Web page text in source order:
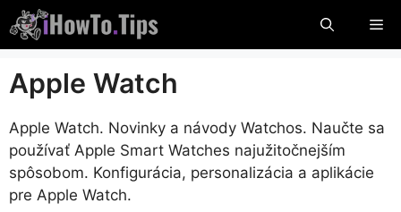
Preskočte
na
obsah
Apple Watch
Apple Watch. Novinky a návody Watchos. Naučte sa
používať Apple Smart Watches najužitočnejším
spôsobom. Konfigurácia, personalizácia a aplikácie
pre Apple Watch.